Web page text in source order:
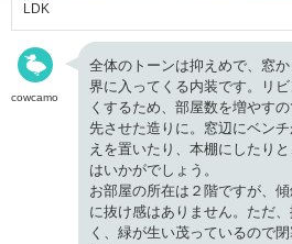
LDK
cowcamo
全体のトーンは抑えめで、窓
界に入ってくる内装です。リ
くするため、部屋数を増やす
先させた造りに。窓辺にベン
えを置いたり、本棚にしたり
はいかがでしょう。
お部屋の所在は２階ですが、
に抜け感はありません。ただ
く、緑が生い茂っているので